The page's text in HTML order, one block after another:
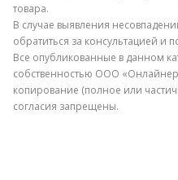
товара.
В случае выявления
обратиться за консультацией
Все опубликованные в данном
собственностью ООО
копирование (полное или
согласия запрещены.